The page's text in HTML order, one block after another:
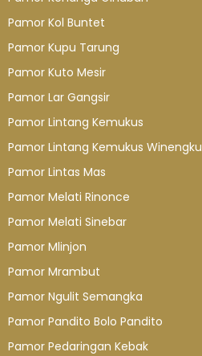
Pamor Kol Buntet
Pamor Kupu Tarung
Pamor Kuto Mesir
Pamor Lar Gangsir
Pamor Lintang Kemukus
Pamor Lintang Kemukus Winengku
Pamor Lintas Mas
Pamor Melati Rinonce
Pamor Melati Sinebar
Pamor Mlinjon
Pamor Mrambut
Pamor Ngulit Semangka
Pamor Pandito Bolo Pandito
Pamor Pedaringan Kebak